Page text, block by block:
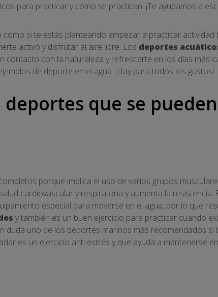
para practicar y cómo se practican. ¡Te ayudamos a
si te estás planteando empezar a practicar actividad
activo y disfrutar al aire libre. Los deportes
contacto con la naturaleza y refrescarte en los días más
de deporte en el agua. ¡Hay para todos los gustos!
deportes que se
porque implica el uso de varios grupos
cardiovascular y respiratoria y aumenta la resistencia.
especial para moverse en el agua, por lo que
y también es un buen ejercicio para practicar cuando
duda uno de los deportes marinos más recomendados si
es un ejercicio anti estrés y que ayuda a mantenerse